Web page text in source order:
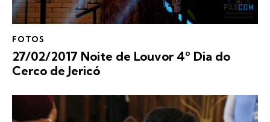
FOTOS
27/02/2017 Noite de Louvor 4º Dia do
Cerco de Jericó